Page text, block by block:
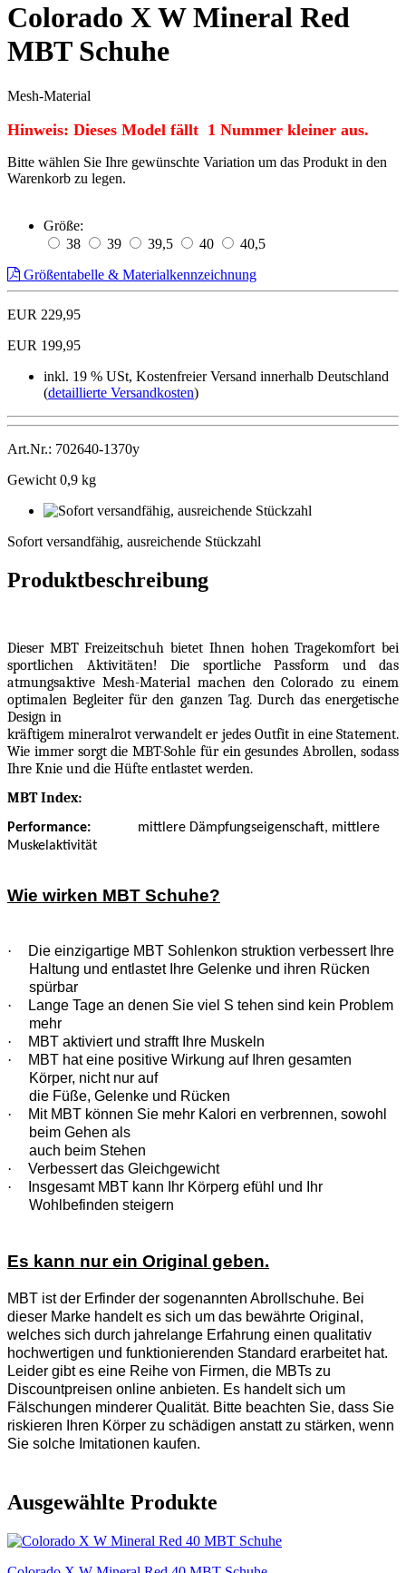
Colorado X W Mineral Red
MBT Schuhe
Mesh-Material
Hinweis: Dieses Model fällt 1 Nummer kleiner aus.
Bitte wählen Sie Ihre gewünschte Variation um das Produkt in den
Warenkorb zu legen.
Größe:
38
39 39,5 40
40,5
Größentabelle & Materialkennzeichnung
EUR 229,95
EUR 199,95
inkl. 19 % USt, Kostenfreier Versand innerhalb Deutschland
(detaillierte Versandkosten)
Art.Nr.: 702640-1370y
Gewicht 0,9 kg
Sofort versandfähig, ausreichende Stückzahl
Produktbeschreibung
Dieser MBT Freizeitschuh bietet Ihnen hohen Tragekomfort bei
sportlichen Aktivitäten! Die sportliche Passform und das
atmungsaktive Mesh-Material machen den Colorado zu einem
optimalen Begleiter für den ganzen Tag. Durch das energetische
Design in
kräftigem mineralrot verwandelt er jedes Outfit in eine Statement.
Wie immer sorgt die MBT-Sohle für ein gesundes Abrollen, sodass
Ihre Knie und die Hüfte entlastet werden.
MBT Index:
Performance:
mittlere Dämpfungseigenschaft, mittlere
Muskelaktivität
Wie wirken MBT Schuhe?
·
Die einzigartige MBT Sohlenkon struktion verbessert Ihre
Haltung und entlastet Ihre Gelenke und ihren Rücken
spürbar
·
Lange Tage an denen Sie viel S tehen sind kein Problem
mehr
·
MBT aktiviert und strafft Ihre Muskeln
·
MBT hat eine positive Wirkung auf Ihren gesamten
Körper, nicht nur auf
die Füße, Gelenke und Rücken
·
Mit MBT können Sie mehr Kalori en verbrennen, sowohl
beim Gehen als
auch beim Stehen
·
Verbessert das Gleichgewicht
·
Insgesamt MBT kann Ihr Körperg efühl und Ihr
Wohlbefinden steigern
Es kann nur ein Original geben.
MBT ist der Erfinder der sogenannten Abrollschuhe. Bei
dieser Marke handelt es sich um das bewährte Original,
welches sich durch jahrelange Erfahrung einen qualitativ
hochwertigen und funktionierenden Standard erarbeitet hat.
Leider gibt es eine Reihe von Firmen, die MBTs zu
Discountpreisen online anbieten. Es handelt sich um
Fälschungen minderer Qualität. Bitte beachten Sie, dass Sie
riskieren Ihren Körper zu schädigen anstatt zu stärken, wenn
Sie solche Imitationen kaufen.
Ausgewählte Produkte